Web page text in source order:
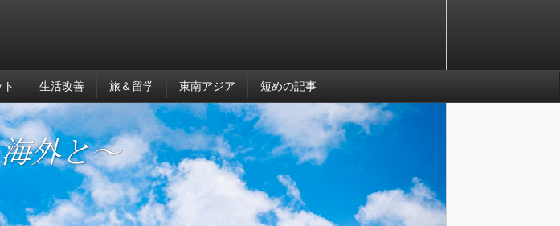
生活改善 旅＆留学 東南アジア 短めの記事